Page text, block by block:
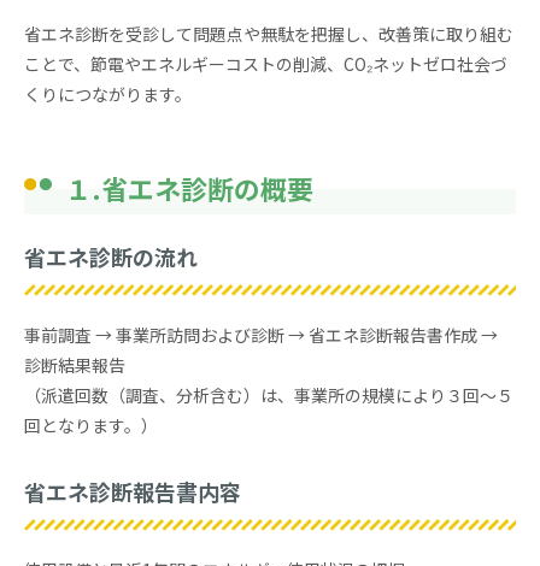
省エネ診断を受診して問題点や無駄を把握し、改善策に取り組む
ことで、節電やエネルギーコストの削減、CO₂ネットゼロ社会づ
くりにつながります。
１.省エネ診断の概要
省エネ診断の流れ
事前調査 → 事業所訪問および診断 → 省エネ診断報告書作成 →
診断結果報告
（派遣回数（調査、分析含む）は、事業所の規模により３回～５
回となります。）
省エネ診断報告書内容